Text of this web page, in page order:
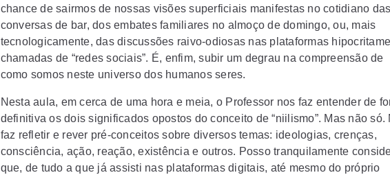
chance de sairmos de nossas visões superficiais manifestas no cotidiano das
conversas de bar, dos embates familiares no almoço de domingo, ou, mais
tecnologicamente, das discussões raivo-odiosas nas plataformas
chamadas de “redes sociais”. É, enfim, subir um degrau na compreensão de
como somos neste universo dos humanos seres.
Nesta aula, em cerca de uma hora e meia, o Professor nos faz entender de
definitiva os dois significados opostos do conceito de “niilismo”. Mas não só.
faz refletir e rever pré-conceitos sobre diversos temas: ideologias, crenças,
consciência, ação, reação, existência e outros. Posso tranquilamente
que, de tudo a que já assisti nas plataformas digitais, até mesmo do próprio